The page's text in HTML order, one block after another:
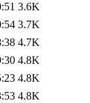
3.6K
3.7K
4.7K
4.8K
4.8K
4.8K